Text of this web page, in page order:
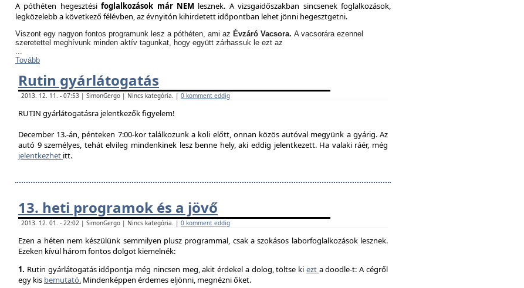
A póthéten hegesztésifoglalkozások már NEM lesznek. A vizsgaidőszakban sincsenek foglalkozások,
legközelebb a következő félévben, az évnyitón kihirdetett időpontban lehet jönni hegesztgetni.
Viszont egy nagyon fontos programunk lesz a póthéten, ami az Évzáró Vacsora. A vacsorára ezennel
szeretettel meghívunk minden aktív tagunkat, hogy együtt zárhassuk le ezt az
...
Tovább
Rutin gyárlátogatás
2013. 12. 11. - 07:53 | SimonGergo | Nincs kategória. | 0 komment eddig
RUTIN gyárlátogatásra jelentkezők figyelem!
December 13.-án, pénteken 7:00-kor találkozunk a koli előtt, onnan közös autóval megyünk a gyárig. Az
autó 9 személyes, tehát elvileg mindenkinek lesz benne hely, aki eddig jelentkezett. Ha valaki ráér, még
jelentkezhet itt.
13. heti programok és a jövő
2013. 12. 01. - 22:02 | SimonGergo | Nincs kategória. | 0 komment eddig
Ezen a héten nem készülünk semmilyen plusz programmal, csak a szokásos laborfoglalkozások lesznek.
Ezeken kívül három fontos dolgot kiemelnék:
1. Rutin gyárlátogatás időpontja még nincsen meg, akit érdekel a dolog, töltse ki ezt a doodle-t: A cégről
egy kis bemutató. Mindenképpen érdemes eljönni, megnézni őket.